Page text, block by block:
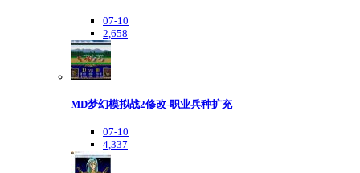
07-10
2,658
MD梦幻模拟战2修改-职业兵种扩充
07-10
4,337